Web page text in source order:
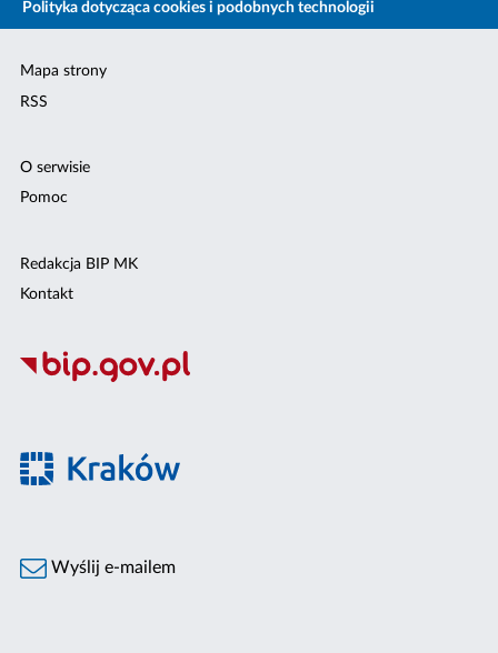
Polityka dotycząca cookies i podobnych technologii
Mapa strony
RSS
O serwisie
Pomoc
Redakcja BIP MK
Kontakt
Wyślij e-mailem